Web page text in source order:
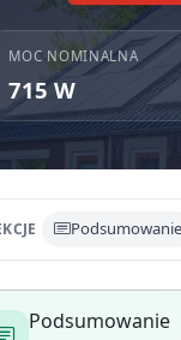
MOC NOMINALNA
715 W
Podsumowanie
Podsumowanie